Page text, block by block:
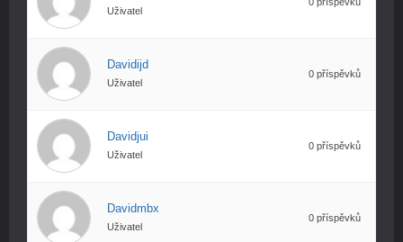
Uživatel
Davidijd
Uživatel
0 příspěvků
Davidjui
Uživatel
0 příspěvků
Davidmbx
Uživatel
0 příspěvků